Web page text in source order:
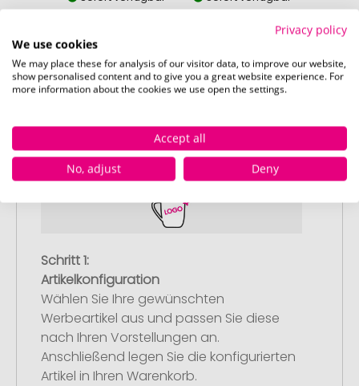
Pinkcube
Schritt 1:
Artikelkonfiguration
Wählen Sie Ihre gewünschten
Werbeartikel aus und passen Sie diese
nach Ihren Vorstellungen an.
Anschließend legen Sie die konfigurierten
Artikel in Ihren Warenkorb.
Privacy policy
We use cookies
We may place these for analysis of our visitor data, to improve our website,
show personalised content and to give you a great website experience. For
more information about the cookies we use open the settings.
Accept all
No, adjust
Deny